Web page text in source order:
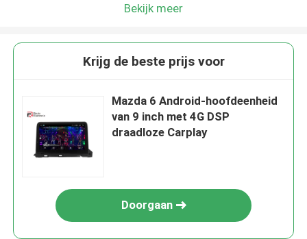
Bekijk meer
Krijg de beste prijs voor
Mazda 6 Android-hoofdeenheid
van 9 inch met 4G DSP
draadloze Carplay
Doorgaan